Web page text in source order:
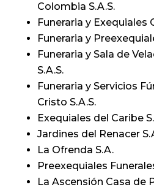
Colombia S.A.S.
Funeraria y Exequiales
Funeraria y
Funeraria y Sala de
S.A.S.
Funeraria y Servicios
Cristo S.A.S.
Exequiales del Caribe
Jardines del Renacer
La Ofrenda S.A.
Preexequiales
La Ascensión Casa de